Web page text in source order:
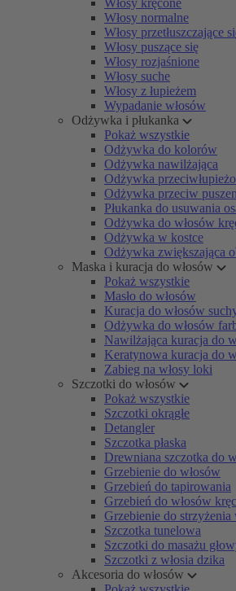
Włosy kręcone
Włosy normalne
Włosy przetłuszczające
Włosy puszące się
Włosy rozjaśnione
Włosy suche
Włosy z łupieżem
Wypadanie włosów
Odżywka i płukanka
Pokaż wszystkie
Odżywka do kolorów
Odżywka nawilżająca
Odżywka
Odżywka przeciw
Płukanka do usuwania
Odżywka do włosów
Odżywka w kostce
Odżywka zwiększająca
Maska i kuracja do włosów
Pokaż wszystkie
Masło do włosów
Kuracja do włosów
Odżywka do włosów
Nawilżająca kuracja do
Keratynowa kuracja do
Zabieg na włosy loki
Szczotki do włosów
Pokaż wszystkie
Szczotki okrągłe
Detangler
Szczotka płaska
Drewniana szczotka do
Grzebienie do włosów
Grzebień do tapirowania
Grzebień do włosów
Grzebienie do strzyżenia
Szczotka tunelowa
Szczotki do masażu
Szczotki z włosia dzika
Akcesoria do włosów